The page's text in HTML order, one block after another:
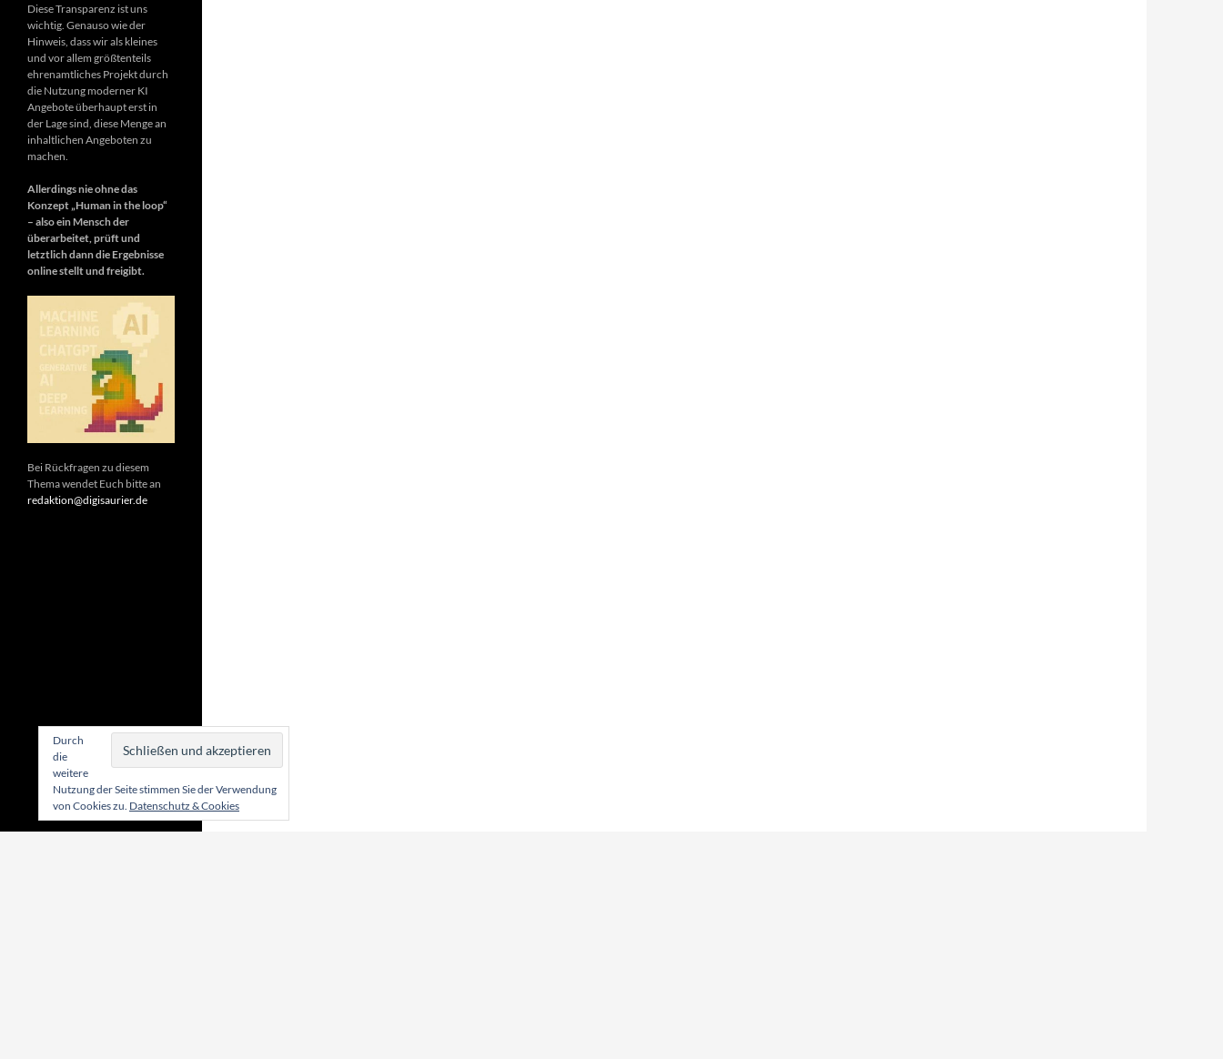
Diese Transparenz ist uns
wichtig. Genauso wie der
Hinweis, dass wir als kleines
und vor allem größtenteils
ehrenamtliches Projekt durch
die Nutzung moderner KI
Angebote überhaupt erst in
der Lage sind, diese Menge an
inhaltlichen Angeboten zu
machen.
Allerdings nie ohne das
Konzept „Human in the loop“
– also ein Mensch der
überarbeitet, prüft und
letztlich dann die Ergebnisse
online stellt und freigibt.
Bei Rückfragen zu diesem
Thema wendet Euch bitte an
redaktion@digisaurier.de
Durch
die
weitere
Nutzung der Seite stimmen Sie der Verwendung
von Cookies zu. Datenschutz & Cookies